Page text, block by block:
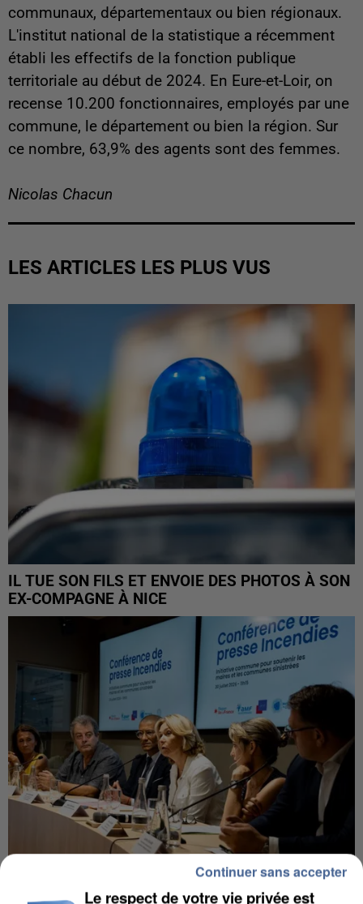
communaux, départementaux ou bien régionaux.
L'institut national de la statistique a récemment
établi les effectifs de la fonction publique
territoriale au début de 2024. En Eure-et-Loir, on
recense 10.200 fonctionnaires, employés par une
commune, le département ou bien la région. Sur
ce nombre, 63,9% des agents sont des femmes.
Nicolas Chacun
LES ARTICLES LES PLUS VUS
IL TUE SON FILS ET ENVOIE DES PHOTOS À SON
EX-COMPAGNE À NICE
INCENDIES : L’ÎLE-DE-FRANCE LANCE UN ÉLAN
Le respect de votre vie privée est
Continuer sans accepter